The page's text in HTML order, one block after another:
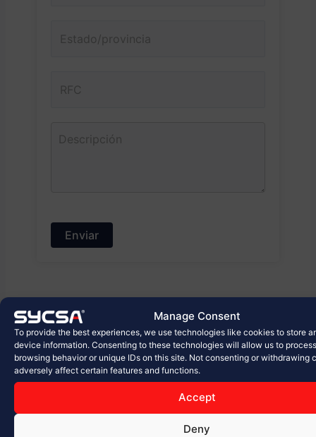
Manage Consent
To provide the best experiences, we use technologies like cookies to store
device information. Consenting to these technologies will allow us to
browsing behavior or unique IDs on this site. Not consenting or withdrawing
adversely affect certain features and functions.
Accept
Deny
SYCSA ®
SYCSA ® noviembre 30, 2017 1:24 pm